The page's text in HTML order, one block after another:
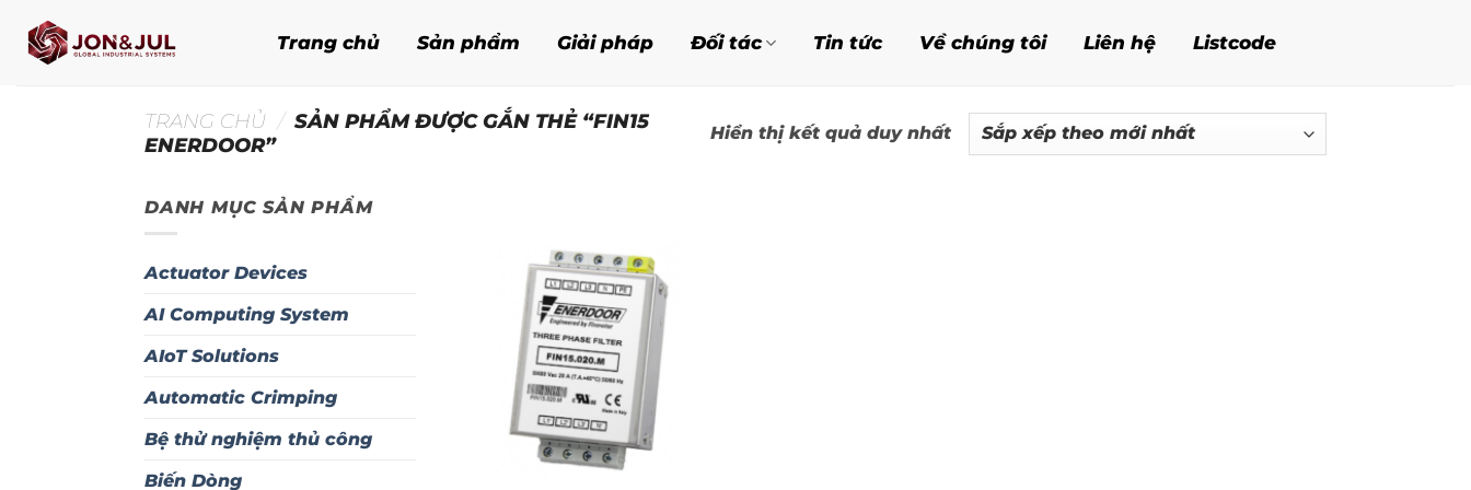
qua
Trang chủ Sản phẩm Giải pháp Đối tác Tin tức Về chúng tôi Liên hệ Listcode
TRANG CHỦ / SẢN PHẨM ĐƯỢC GẮN THẺ “FIN15
ENERDOOR”
Hiển thị kết quả duy nhất
DANH MỤC SẢN PHẨM
Actuator Devices
AI Computing System
AIoT Solutions
Automatic Crimping
Bệ thử nghiệm thủ công
Biến Dòng